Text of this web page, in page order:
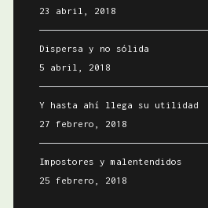
23 abril, 2018
Dispersa y no sólida
5 abril, 2018
Y hasta ahí llega su utilidad
27 febrero, 2018
Impostores y malentendidos
25 febrero, 2018